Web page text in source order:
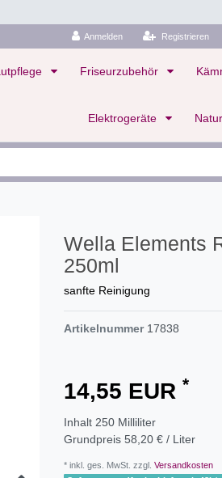
Anmelden Registrieren
Friseurzubehör
Elektrogeräte Natur
Wella Elements
250ml
sanfte Reinigung
Artikelnummer 17838
14,55 EUR *
Inhalt 250 Milliliter
Grundpreis 58,20 € / Liter
* inkl. ges. MwSt. zzgl. Versandkosten